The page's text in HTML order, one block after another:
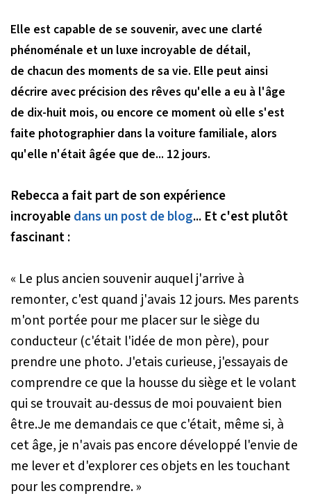
Elle est capable de se souvenir, avec une clarté
phénoménale et un luxe incroyable de détail,
de chacun des moments de sa vie. Elle peut ainsi
décrire avec précision des rêves qu'elle a eu à l'âge
de dix-huit mois, ou encore ce moment où elle s'est
faite photographier dans la voiture familiale, alors
qu'elle n'était âgée que de... 12 jours.
Rebecca a fait part de son expérience
incroyabledans un post de blog... Et c'est plutôt
fascinant :
« Le plus ancien souvenir auquel j'arrive à
remonter, c'est quand j'avais 12 jours. Mes parents
m'ont portée pour me placer sur le siège du
conducteur (c'était l'idée de mon père), pour
prendre une photo. J'etais curieuse, j'essayais de
comprendre ce que la housse du siège et le volant
qui se trouvait au-dessus de moi pouvaient bien
être.Je me demandais ce que c'était, même si, à
cet âge, je n'avais pas encore développé l'envie de
me lever et d'explorer ces objets en les touchant
pour les comprendre. »